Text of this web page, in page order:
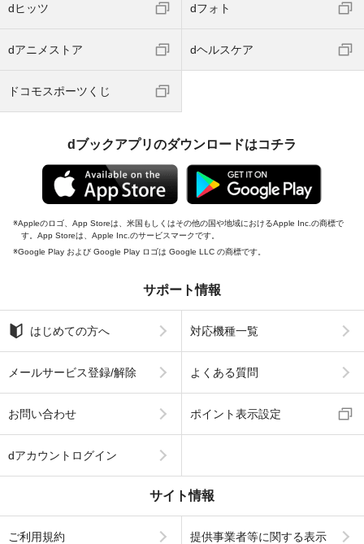
dヒッツ dフォト
dアニメストア dヘルスケア
ドコモスポーツくじ
dブックアプリのダウンロードはコチラ
Appleのロゴ、App Storeは、米国もしくはその他の国や地域におけるApple Inc.の商標で
す。App Storeは、Apple Inc.のサービスマークです。
Google Play および Google Play ロゴは Google LLC の商標です。
サポート情報
はじめての方へ 対応機種一覧
メールサービス登録/解除 よくある質問
お問い合わせ ポイント表示設定
dアカウントログイン
サイト情報
ご利用規約 提供事業者等に関する表示